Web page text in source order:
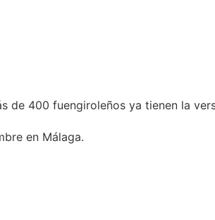
de 400 fuengiroleños ya tienen la
en Málaga.